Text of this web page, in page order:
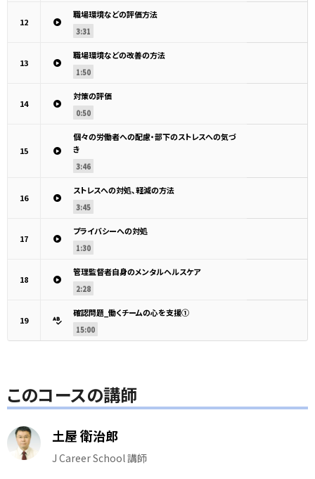
12
職場環境などの評価方法
3:31
13
職場環境などの改善の方法
1:50
14
対策の評価
0:50
15
個々の労働者への配慮・部下のストレスへの気づ
き
3:46
16
ストレスへの対処、軽減の方法
3:45
17
プライバシーへの対処
1:30
18
管理監督者自身のメンタルヘルスケア
2:28
19
確認問題_働くチームの心を支援①
15:00
このコースの講師
土屋 衛治郎
J Career School 講師